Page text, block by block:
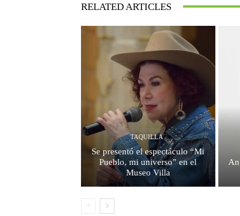
RELATED ARTICLES
TAQUILLA
Se presentó el espectáculo “Mi
Pueblo, mi universo” en el
Museo Villa